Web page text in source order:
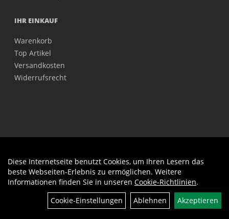
Filter
IHR EINKAUF
Warenkorb
Top Artikel
Versandkosten
Widerrufsrecht
Diese Internetseite benutzt Cookies, um Ihren Lesern das
beste Webseiten-Erlebnis zu ermöglichen. Weitere
Informationen finden Sie in unseren Cookie-Richtlinien.
Cookie-Einstellungen
Ablehnen Akzeptieren
Auftrag widerrufen